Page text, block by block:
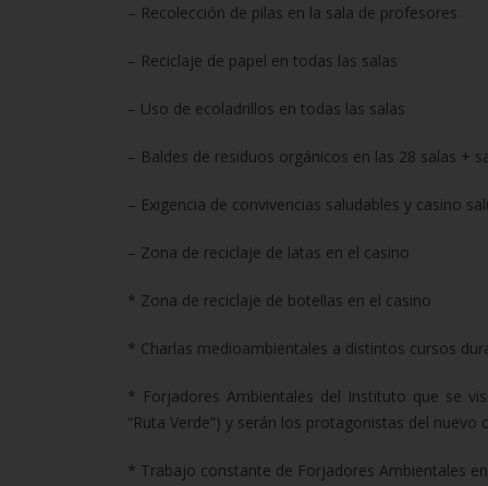
– Recolección de pilas en la sala de profesores
– Reciclaje de papel en todas las salas
– Uso de ecoladrillos en todas las salas
– Baldes de residuos orgánicos en las 28 salas +
– Exigencia de convivencias saludables y casino
– Zona de reciclaje de latas en el casino
* Zona de reciclaje de botellas en el casino
* Charlas medioambientales a distintos cursos
* Forjadores Ambientales del Instituto que se
“Ruta Verde”) y serán los protagonistas del
* Trabajo constante de Forjadores Ambientales